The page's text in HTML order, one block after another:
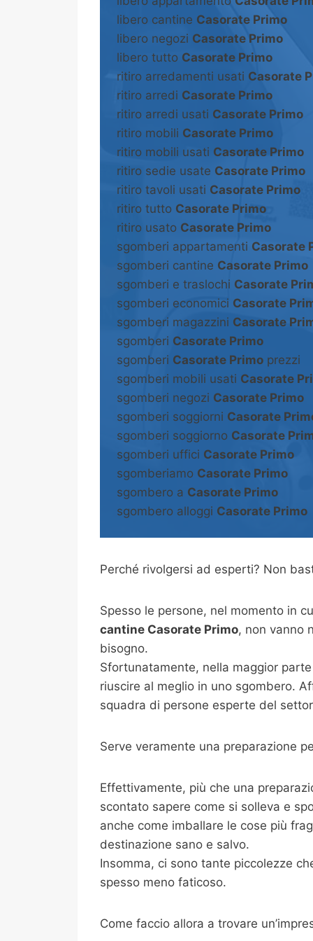
libero cantine Casorate Primo
libero negozi Casorate Primo
libero tutto Casorate Primo
ritiro arredamenti usati Casorate
ritiro arredi Casorate Primo
ritiro arredi usati Casorate Primo
ritiro mobili Casorate Primo
ritiro mobili usati Casorate Primo
ritiro sedie usate Casorate Primo
ritiro tavoli usati Casorate Primo
ritiro tutto Casorate Primo
ritiro usato Casorate Primo
sgomberi appartamenti Casorate
sgomberi cantine Casorate Primo
sgomberi e traslochi Casorate
sgomberi economici Casorate
sgomberi magazzini Casorate
sgomberi Casorate Primo
sgomberi Casorate Primo prezzi
sgomberi mobili usati Casorate
sgomberi negozi Casorate Primo
sgomberi soggiorni Casorate
sgomberi soggiorno Casorate
sgomberi uffici Casorate Primo
sgomberiamo Casorate Primo
sgombero a Casorate Primo
sgombero alloggi Casorate Primo
Perché rivolgersi ad esperti? Non
Spesso le persone, nel momento in
cantine Casorate Primo, non vanno
bisogno.
Sfortunatamente, nella maggior
riuscire al meglio in uno sgombero.
squadra di persone esperte del
Serve veramente una preparazione
Effettivamente, più che una
scontato sapere come si solleva e
anche come imballare le cose più
destinazione sano e salvo.
Insomma, ci sono tante piccolezze
spesso meno faticoso.
Come faccio allora a trovare